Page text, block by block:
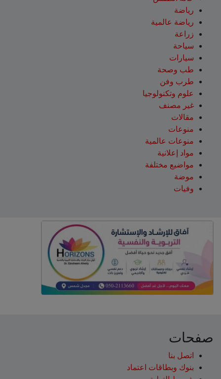
رياضة
رياضة عالمية
زراعة
سياحة
سيارات
طب وصحة
طرب وفن
علوم وتكنولوجيا
غير مصنف
مقالات
منوعات
منوعات عالمية
مواد إعلانية
مواضيع مختلفة
موضة
وفيات
صفحات
اتصل بنا
بنوك وبطاقات اعتماد